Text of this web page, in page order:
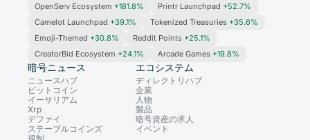
OpenServ Ecosystem +181.8% Printr Launchpad +52.7%
Camelot Launchpad +39.1% Tokenized Treasuries +35.6%
Emoji-Themed +30.8% Reddit Points +25.1%
CreatorBid Ecosystem +24.1% Arcade Games +19.8%
暗号ニュース
ニュースハブ
ビットコイン
イーサリアム
Xrp
デファイ
ステーブルコインズ
エコシステム
ディレクトリハブ
企業
人物
製品
暗号資産の求人
イベント